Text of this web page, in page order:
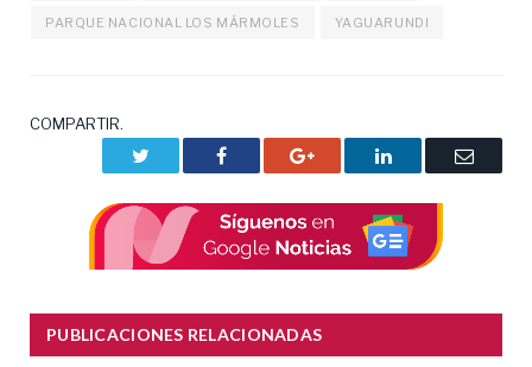
PARQUE NACIONAL LOS MÁRMOLES YAGUARUNDI
COMPARTIR.
Facebook Google+ LinkedIn
Correo
PUBLICACIONES RELACIONADAS